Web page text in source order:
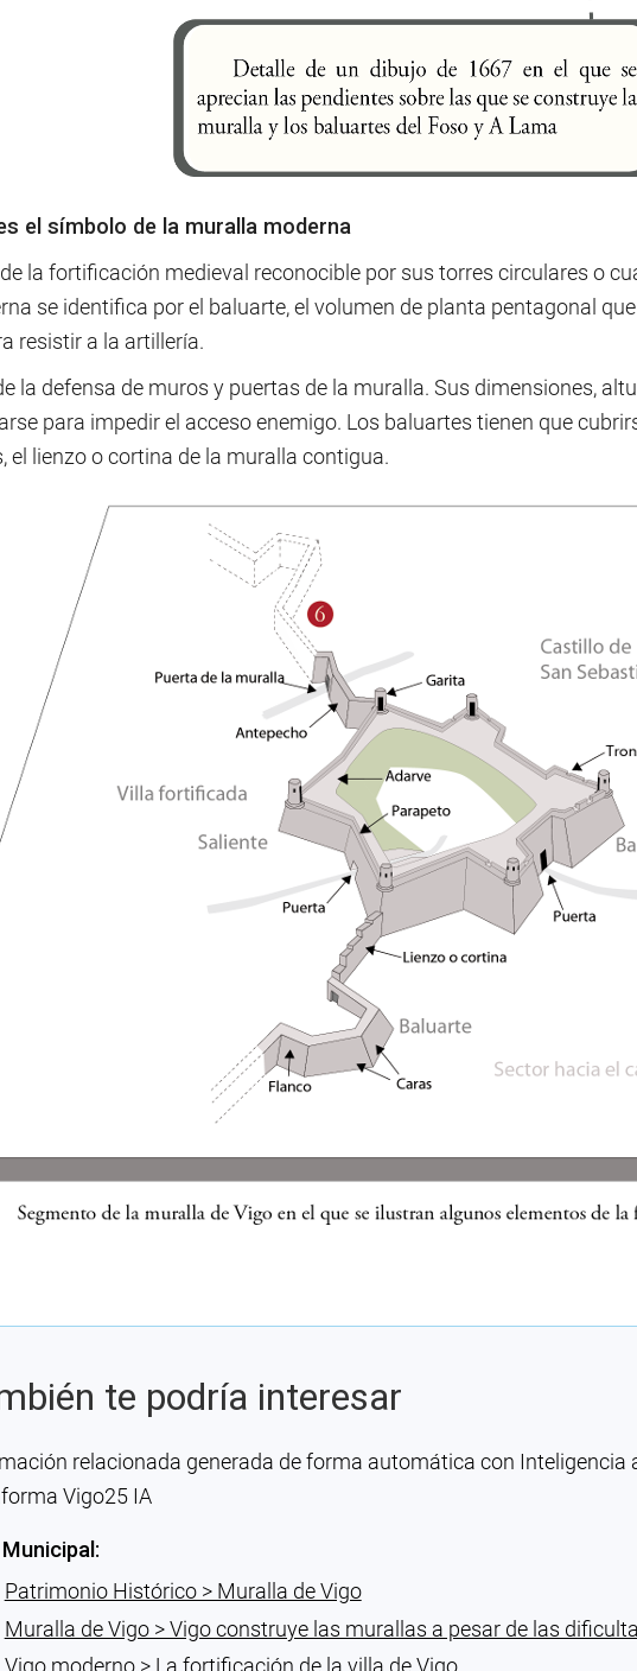
el símbolo de la muralla moderna
la fortificación medieval reconocible por sus torres circulares o
se identifica por el baluarte, el volumen de planta pentagonal
resistir a la artillería.
la defensa de muros y puertas de la muralla. Sus dimensiones,
para impedir el acceso enemigo. Los baluartes tienen que
el lienzo o cortina de la muralla contigua.
te podría interesar
relacionada generada de forma automática con Inteligencia
Vigo25 IA
Patrimonio Histórico > Muralla de Vigo
Muralla de Vigo > Vigo construye las murallas a pesar de las
Vigo moderno > La fortificación de la villa de Vigo